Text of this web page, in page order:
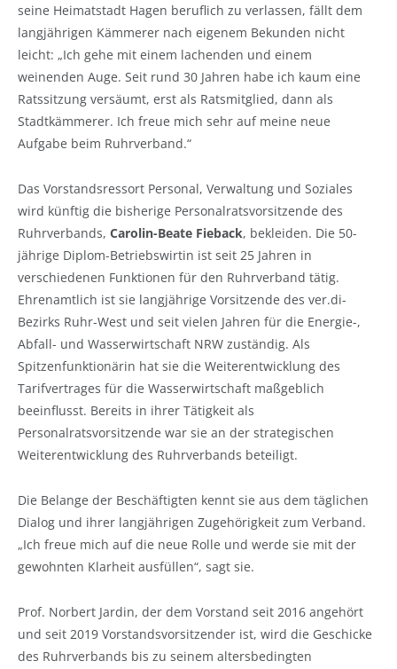
seine Heimatstadt Hagen beruflich zu verlassen, fällt dem
langjährigen Kämmerer nach eigenem Bekunden nicht
leicht: „Ich gehe mit einem lachenden und einem
weinenden Auge. Seit rund 30 Jahren habe ich kaum eine
Ratssitzung versäumt, erst als Ratsmitglied, dann als
Stadtkämmerer. Ich freue mich sehr auf meine neue
Aufgabe beim Ruhrverband.“
Das Vorstandsressort Personal, Verwaltung und Soziales
wird künftig die bisherige Personalratsvorsitzende des
Ruhrverbands, Carolin-Beate Fieback, bekleiden. Die 50-
jährige Diplom-Betriebswirtin ist seit 25 Jahren in
verschiedenen Funktionen für den Ruhrverband tätig.
Ehrenamtlich ist sie langjährige Vorsitzende des ver.di-
Bezirks Ruhr-West und seit vielen Jahren für die Energie-,
Abfall- und Wasserwirtschaft NRW zuständig. Als
Spitzenfunktionärin hat sie die Weiterentwicklung des
Tarifvertrages für die Wasserwirtschaft maßgeblich
beeinflusst. Bereits in ihrer Tätigkeit als
Personalratsvorsitzende war sie an der strategischen
Weiterentwicklung des Ruhrverbands beteiligt.
Die Belange der Beschäftigten kennt sie aus dem täglichen
Dialog und ihrer langjährigen Zugehörigkeit zum Verband.
„Ich freue mich auf die neue Rolle und werde sie mit der
gewohnten Klarheit ausfüllen“, sagt sie.
Prof. Norbert Jardin, der dem Vorstand seit 2016 angehört
und seit 2019 Vorstandsvorsitzender ist, wird die Geschicke
des Ruhrverbands bis zu seinem altersbedingten